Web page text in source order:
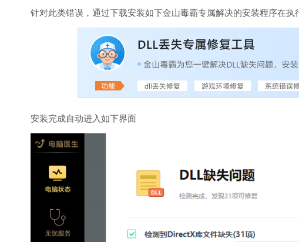
针对此类错误，通过下载安装如下金山毒霸专属解决的安装程序在执
安装完成自动进入如下界面